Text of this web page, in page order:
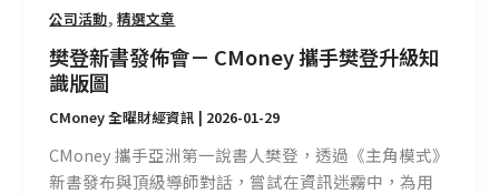
公司活動,精選文章
樊登新書發佈會－ CMoney 攜手樊登升級知
識版圖
CMoney 全曜財經資訊 | 2026-01-29
CMoney 攜手亞洲第一說書人樊登，透過《主角模式》
新書發布與頂級導師對話，嘗試在資訊迷霧中，為用
登
級
知
識
版
圖